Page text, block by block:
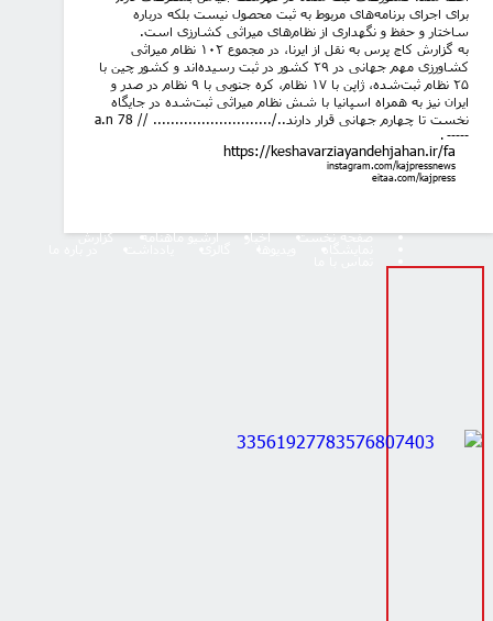
برای اجرای برنامه‌‌های مربوط به ثبت محصول نیست بلکه درباره
ساختار و حفظ و نگهداری از نظام‌های میراثی کشارزی است.
به گزارش کاج پرس به نقل از ایرنا، در مجموع ۱۰۲ نظام میراثی
کشاورزی مهم جهانی در ۲۹ کشور در ثبت رسیده‌اند و کشور چین با
۲۵ نظام ثبت‌شده، ژاپن با ۱۷ نظام، کره جنوبی با ۹ نظام در صدر و
ایران نیز به همراه اسپانیا با شش نظام میراثی ثبت‌شده در جایگاه
نخست تا چهارم جهانی قرار دارند../........................... // 78
a.n
. -----
https://keshavarziayandehjahan.ir/fa
instagram.com/kajpressnews
eitaa.com/kajpress
صفحه نخست اخبار آرشیو ماهنامه گزارش